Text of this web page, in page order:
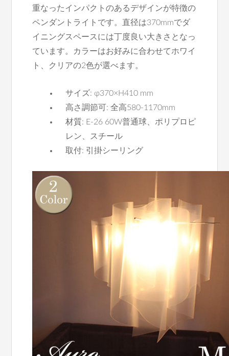
重なったインパクトのあるデザインが特徴の
ペンダントライトです。直径は370mmでダ
イニングスペースには丁度良い大きさとなっ
ています。カラーはお好みに合わせてホワイ
ト、クリアの2色が選べます。
サイズ: φ370×H410 mm
高さ調節可: 全高580-1170mm
材質: E-26 60W普通球、ポリプロピ
レン、スチール
取付: 引掛シーリング